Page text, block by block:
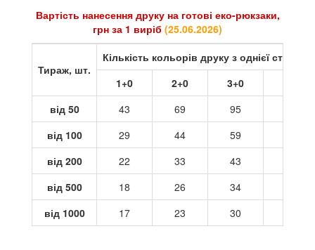
Вартість нанесення друку на готові еко-рюкзаки,
грн за 1 виріб (25.06.2026)
Тираж, шт.
Кількість кольорів друку з однієї сторони
1+0
2+0 3+0
від 50
43 69 95
від 100
29 44 59
від 200
22 33 43
від 500
18 26 34
від 1000
17 23 30